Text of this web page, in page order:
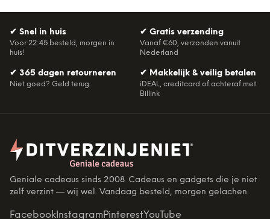
✔ Snel in huis
Voor 22:45 besteld, morgen in
huis!
✔ Gratis verzending
Vanaf €60, verzonden vanuit
Nederland
✔ 365 dagen retourneren
Niet goed? Geld terug.
✔ Makkelijk & veilig betalen
iDEAL, creditcard of achteraf met
Billink
Geniale cadeaus sinds 2008. Cadeaus en gadgets die je niet
zelf verzint — wij wel. Vandaag besteld, morgen gelachen.
Facebook InstagramPinterestYouTube